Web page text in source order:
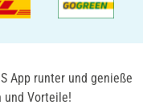
App runter und genieße
und Vorteile!